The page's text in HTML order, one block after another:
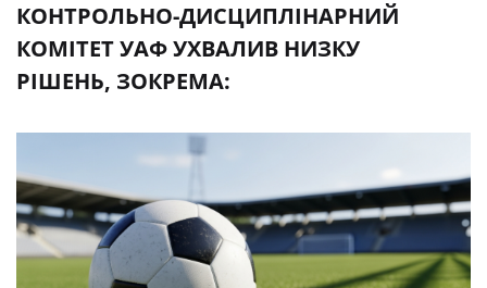
КОНТРОЛЬНО-ДИСЦИПЛІНАРНИЙ
КОМІТЕТ УАФ УХВАЛИВ НИЗКУ
РІШЕНЬ, ЗОКРЕМА: